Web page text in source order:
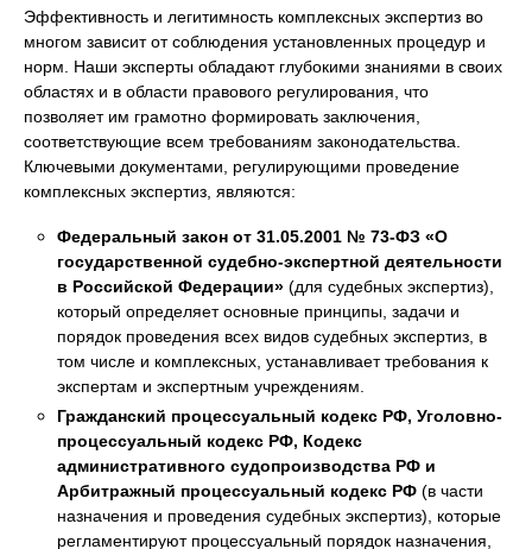
Эффективность и легитимность комплексных экспертиз во
многом зависит от соблюдения установленных процедур и
норм. Наши эксперты обладают глубокими знаниями в своих
областях и в области правового регулирования, что
позволяет им грамотно формировать заключения,
соответствующие всем требованиям законодательства.
Ключевыми документами, регулирующими проведение
комплексных экспертиз, являются:
Федеральный закон от 31.05.2001 № 73-ФЗ «О
государственной судебно-экспертной деятельности
в Российской Федерации» (для судебных экспертиз),
который определяет основные принципы, задачи и
порядок проведения всех видов судебных экспертиз, в
том числе и комплексных, устанавливает требования к
экспертам и экспертным учреждениям.
Гражданский процессуальный кодекс РФ, Уголовно-
процессуальный кодекс РФ, Кодекс
административного судопроизводства РФ и
Арбитражный процессуальный кодекс РФ (в части
назначения и проведения судебных экспертиз), которые
регламентируют процессуальный порядок назначения,